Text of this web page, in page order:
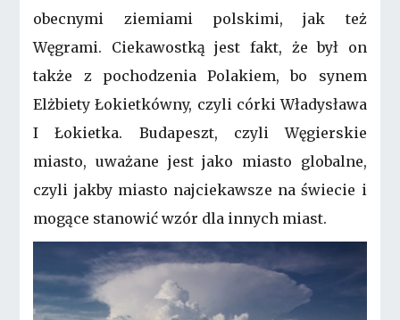
obecnymi ziemiami polskimi, jak też
Węgrami. Ciekawostką jest fakt, że był on
także z pochodzenia Polakiem, bo synem
Elżbiety Łokietkówny, czyli córki Władysława
I Łokietka. Budapeszt, czyli Węgierskie
miasto, uważane jest jako miasto globalne,
czyli jakby miasto najciekawsze na świecie i
mogące stanowić wzór dla innych miast.